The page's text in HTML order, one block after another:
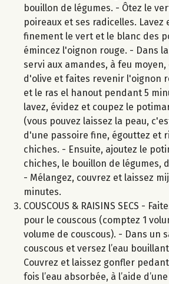
bouillon de légumes. - Ôtez le
poireaux et ses radicelles. Lavez
finement le vert et le blanc des
émincez l'oignon rouge. - Dans
servi aux amandes, à feu
d'olive et faites revenir l'oignon
et le ras el hanout pendant 5
lavez, évidez et coupez le
(vous pouvez laissez la peau,
d'une passoire fine, égouttez et
chiches. - Ensuite, ajoutez le
chiches, le bouillon de légumes,
- Mélangez, couvrez et laissez
minutes.
COUSCOUS & RAISINS SECS -
pour le couscous (comptez 1
volume de couscous). - Dans un
couscous et versez l’eau
Couvrez et laissez gonfler
fois l’eau absorbée, à l’aide